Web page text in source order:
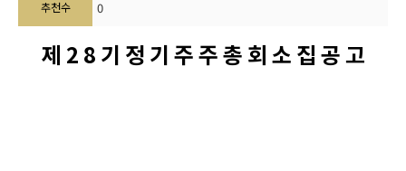
추천수 0
제 2 8 기 정 기 주 주 총 회 소 집 공 고